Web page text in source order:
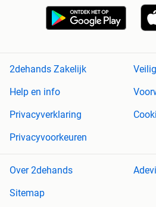
2dehands Zakelijk
Help en info
Privacyverklaring
Privacyvoorkeuren
Over 2dehands
Sitemap